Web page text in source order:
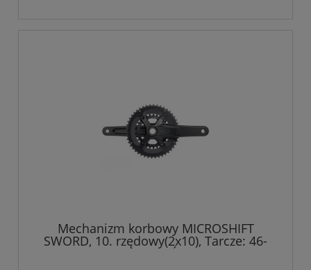
Mechanizm korbowy MICROSHIFT
SWORD, 10. rzędowy(2x10), Tarcze: 46-
29T, Ramię 175mm, Średnica wałku